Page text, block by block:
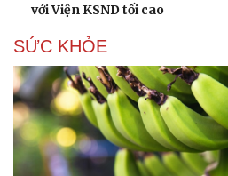
với Viện KSND tối cao
SỨC KHỎE